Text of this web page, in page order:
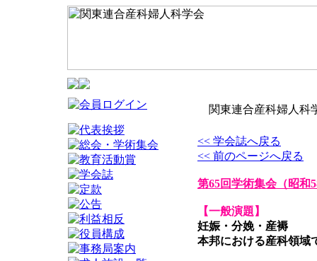
関東連合産科婦人科
<< 学会誌へ戻る
<< 前のページへ戻る
第65回学術集会（昭和
【一般演題】
妊娠・分娩・産褥
本邦における産科領域